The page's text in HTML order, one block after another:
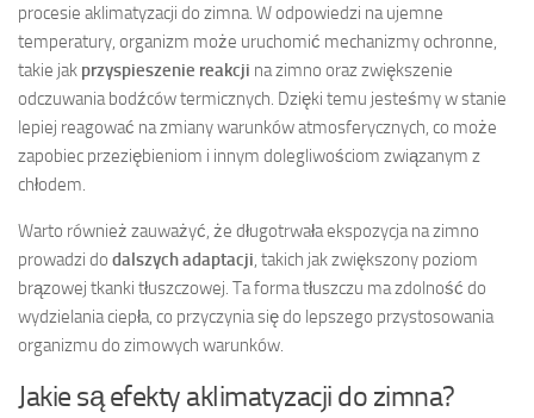
procesie aklimatyzacji do zimna. W odpowiedzi na ujemne
temperatury, organizm może uruchomić mechanizmy ochronne,
takie jak przyspieszenie reakcji na zimno oraz zwiększenie
odczuwania bodźców termicznych. Dzięki temu jesteśmy w stanie
lepiej reagować na zmiany warunków atmosferycznych, co może
zapobiec przeziębieniom i innym dolegliwościom związanym z
chłodem.
Warto również zauważyć, że długotrwała ekspozycja na zimno
prowadzi do dalszych adaptacji, takich jak zwiększony poziom
brązowej tkanki tłuszczowej. Ta forma tłuszczu ma zdolność do
wydzielania ciepła, co przyczynia się do lepszego przystosowania
organizmu do zimowych warunków.
Jakie są efekty aklimatyzacji do zimna?